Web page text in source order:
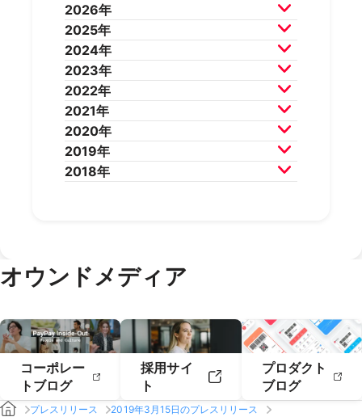
2026年
2026年7月 2026年6月
2026年5月 2026年4月
2026年3月 2026年2月
2025年
2025年12月2025年11月
2025年10月2025年9月
2025年8月 2025年7月
2025年6月
2025年4月
2025年2月
2024年
2024年12月2024年11月
2024年10月2024年9月
2024年8月 2024年7月
2024年6月
2024年4月
2024年2月
2023年
2023年12月2023年11月
2023年10月2023年9月
2023年8月 2023年7月
2023年6月
2023年4月
2022年
2022年12月2022年11月
2022年10月2022年9月
2022年8月 2022年7月
2022年6月
2021年
2021年12月2021年11月
2021年10月2021年9月
2021年8月 2021年7月
2020年
2020年12月2020年11月
2020年10月2020年9月
2019年
2019年12月2019年11月
2019年2月
2019年1月
2018年
オウンドメディア
コーポレー
トブログ
採用サイ
ト
プロダクト
ブログ
プレスリリース
2019年3月15日のプレスリリース